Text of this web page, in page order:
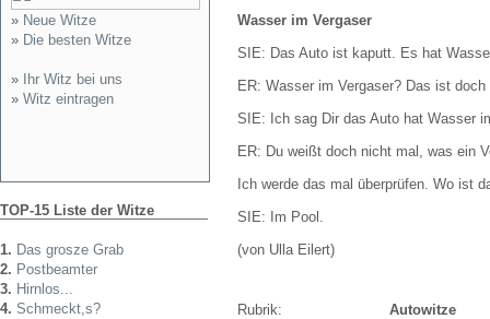
» Neue Witze
» Die besten Witze
»
Ihr Witz bei uns
» Witz eintragen
TOP-15 Liste der Witze
1. Das grosze Grab
2. Postbeamter
3. Hirnlos...
4. Schmeckt,s?
Wasser im Vergaser
SIE: Das Auto ist kaputt. Es hat
ER: Wasser im Vergaser? Das ist
SIE: Ich sag Dir das Auto hat Wasser
ER: Du weißt doch nicht mal, was ein
Ich werde das mal überprüfen. Wo ist
SIE: Im Pool.
(von Ulla Eilert)
Rubrik:
Autowitze